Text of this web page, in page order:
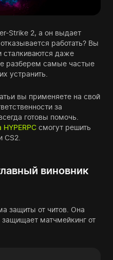
Strike 2, а он выдает
работать? Вы
сталкиваются даже
разберем самые частые
устранить.
вы применяете на свой
за
готовы помочь.
смогут решить
CS2.
виновник
защиты от читов. Она
защищает матчмейкинг от